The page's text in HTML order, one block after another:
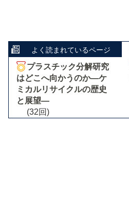
よく読まれているページ
プラスチック分解研究
はどこへ向かうのか―ケ
ミカルリサイクルの歴史
と展望―
(32回)